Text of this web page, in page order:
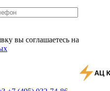
вы соглашаетесь на